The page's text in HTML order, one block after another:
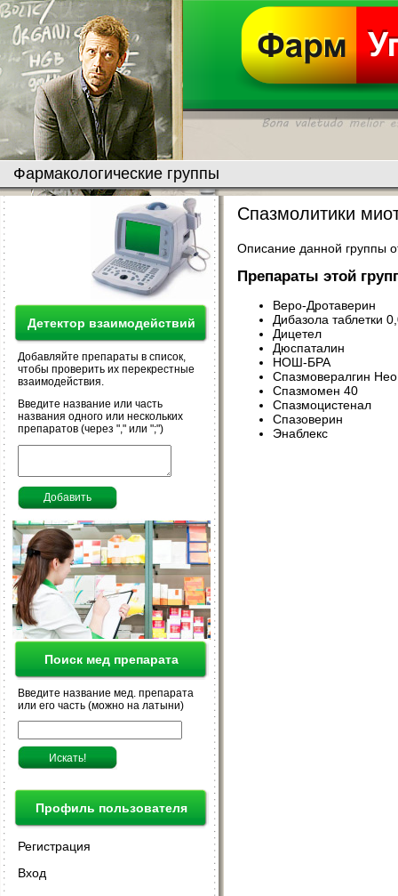
Фармакологические группы
Детектор взаимодействий
Добавляйте препараты в список,
чтобы проверить их перекрестные
взаимодействия.
Введите название или часть
названия одного или нескольких
препаратов (через "," или ";")
Поиск мед препарата
Введите название мед. препарата
или его часть (можно на латыни)
Профиль пользователя
Регистрация
Вход
Спазмолитики
Описание данной группы
Препараты этой
Веро-Дротаверин
Дибазола таблетки
Дицетел
Дюспаталин
НОШ-БРА
Спазмовералгин Нео
Спазмомен 40
Спазмоцистенал
Спазоверин
Энаблекс